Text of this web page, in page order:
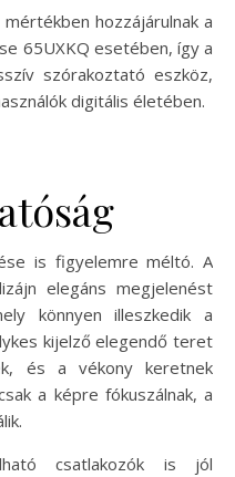
hozzájárulnak a
65UXKQ esetében, így a
szórakoztató eszköz,
digitális életében.
is figyelemre méltó. A
elegáns megjelenést
könnyen illeszkedik a
kijelző elegendő teret
és a vékony keretnek
a képre fókuszálnak, a
csatlakozók is jól